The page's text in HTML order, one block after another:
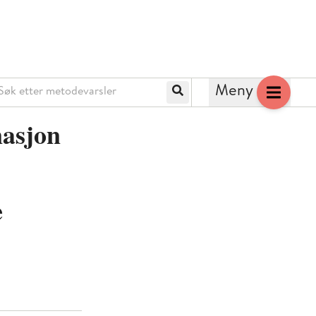
etter metodevarsler
Søk Meny